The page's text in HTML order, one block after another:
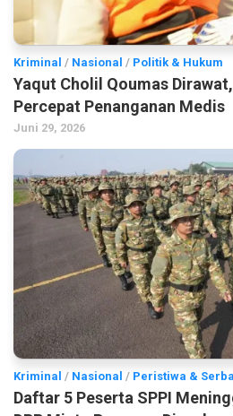
Kriminal / Nasional / Politik & Hukum
Yaqut Cholil Qoumas
Percepat Penanganan Medis
Juni 29, 2026
Kriminal / Nasional / Peristiwa &
Daftar 5 Peserta SPPI